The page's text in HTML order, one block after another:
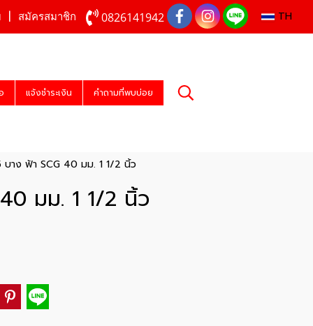
สมัครสมาชิก 0826141942 TH
แจ้งชำระเงิน คำถามที่พบบ่อย
าง ฟ้า SCG 40 มม. 1 1/2 นิ้ว
มม. 1 1/2 นิ้ว